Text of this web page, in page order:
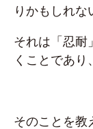
りかもしれな
それは「忍耐
くことであり
そのことを教